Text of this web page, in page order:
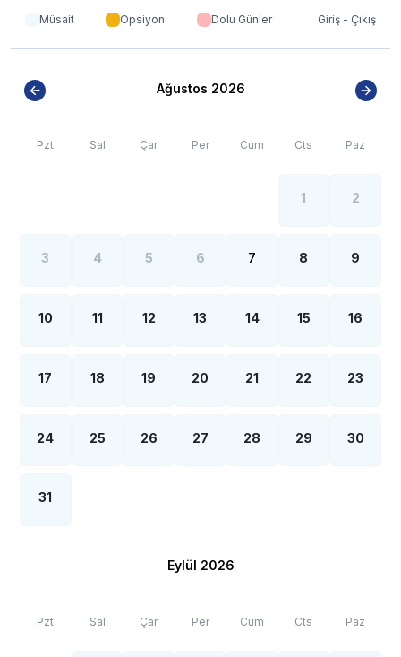
***BÖLGE İLE İLGİLİ KRİTİK BİLGİLER***
*Sapanca bölgesinde özellikle yaz aylarında yoğun
internet, elektrik ve su kesintileri yaşanabilmektedir.
Müsait Opsiyon Dolu Günler Giriş - Çıkış
Ağustos 2026
Pzt Sal Çar Per Cum Cts Paz
1 2
3 4 5 6 7 8 9
10 11 12 13 14 15 16
17 18 19 20 21 22 23
24 25 26 27 28 29 30
31
Eylül 2026
Pzt Sal Çar Per Cum Cts Paz